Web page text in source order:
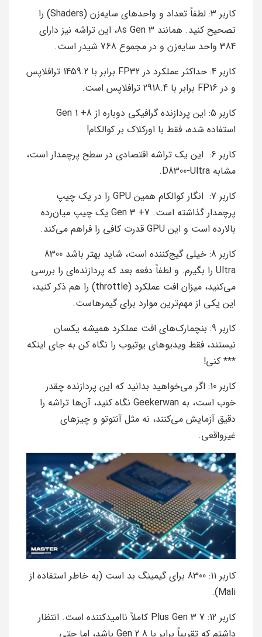
کاربر 3: لطفاً تعداد و واحدهای سایه‌زن (Shaders) را
تصحیح کنید. همانند 8s Gen 3، این تراشه نیز دارای
384 واحد سایه‌زن و در مجموع 768 شیدر است.
کاربر 4: حداکثر عملکرد در FP32 برابر با 1459.2 ترافلاپس
و در FP16 برابر با 2918.4 ترافلاپس است.
کاربر 5: این پردازنده گرافیکی دوباره از 8+ Gen 1
استفاده شده، فقط با اورکلاک بر کوالکام!
کاربر 6: این یک تراشه اقتصادی در سطح پرچمدار است،
مشابه D8300-Ultra.
کاربر 7: انگار کوالکام همین GPU را در یک چیپ
پرچمدار گذاشته است. 7+ Gen 3 یک چیپ میان‌رده
بالارده است و این GPU قدرت کافی را فراهم می‌کند.
کاربر 8: خیلی گیج‌کننده است، شاید بهتر باشد 8300
Ultra را بگیرم. و لطفاً دفعه بعد که پردازنده‌ای را بررسی
می‌کنید، میزان افت عملکرد (throttle) را هم ذکر کنید،
این یکی از مهم‌ترین موارد برای گیمرهاست.
کاربر 9: بنچمارک‌های افت عملکرد همیشه یکسان
نیستند، فقط ویدیوهای یوتیوب را نگاه کن به جای اینکه
*** کنی!
کاربر 10: اگر می‌خواهید بدانید که این پردازنده چقدر
خوب است، به Geekerwan نگاه کنید، آن‌ها تراشه را
دقیق آزمایش می‌کنند، نه مثل آنتوتو و چیزهای
غیرواقعی.
کاربر 11: 8300 برای گیمینگ بد است (به خاطر استفاده از
Mali).
کاربر 12: 7 Plus Gen 3 کاملاً ناامیدکننده است. انتظار
داشتم که تقریباً برابر با 8 Gen 2 باشد، اما حتی